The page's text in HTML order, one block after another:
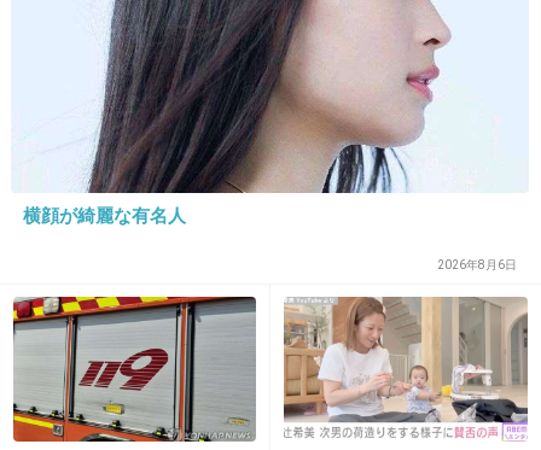
2018/02/08(木) 12:40:24
野村周平と成田凌とか若手俳優の問題児二人組
みって感じ
24. 匿名2018/02/08(木) 12:42:29
それいつまで言ってんの？もう今は松坂桃李と高橋一生の
方が人気でしょ。
もう最近名前さえあがらないし、あがってもマイナスの方
横顔が綺麗な有名人
2026年8月6日